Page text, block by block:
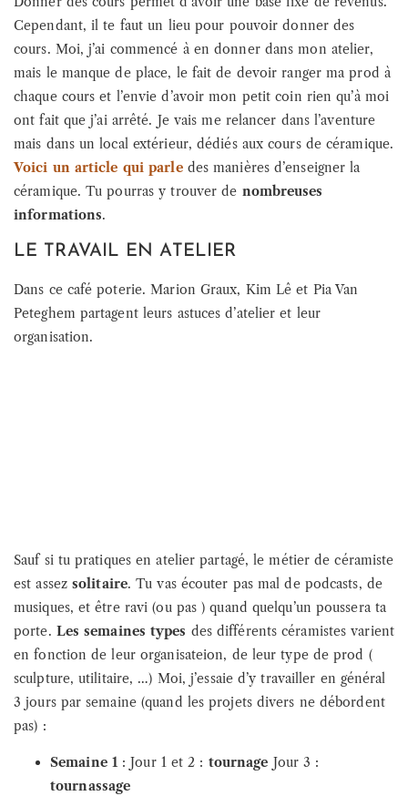
Cependant, il te faut un lieu pour pouvoir donner des
cours. Moi, j’ai commencé à en donner dans mon atelier,
mais le manque de place, le fait de devoir ranger ma prod à
chaque cours et l’envie d’avoir mon petit coin rien qu’à moi
ont fait que j’ai arrêté. Je vais me relancer dans l’aventure
mais dans un local extérieur, dédiés aux cours de céramique.
Voici un article qui parledes manières d’enseigner la
céramique. Tu pourras y trouver de nombreuses
informations.
LE TRAVAIL EN ATELIER
Dans ce café poterie. Marion Graux, Kim Lê et Pia Van
Peteghem partagent leurs astuces d’atelier et leur
organisation.
Sauf si tu pratiques en atelier partagé, le métier de céramiste
est assez solitaire. Tu vas écouter pas mal de podcasts, de
musiques, et être ravi (ou pas ) quand quelqu’un poussera ta
porte. Les semaines types des différents céramistes varient
en fonction de leur organisateion, de leur type de prod (
sculpture, utilitaire, …) Moi, j’essaie d’y travailler en général
3 jours par semaine (quand les projets divers ne débordent
pas) :
Semaine 1 : Jour 1 et 2 : tournage Jour 3 :
tournassage